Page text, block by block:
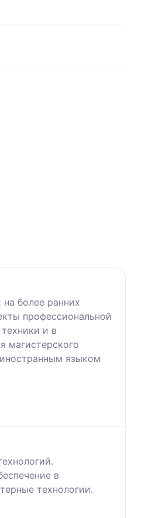
более ранних
профессионaльной
и в
магистерского
языком
в
технологии.